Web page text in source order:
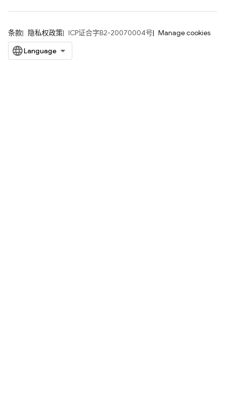
条款 隐私权政策 ICP证合字B2-20070004号 Manage cookies